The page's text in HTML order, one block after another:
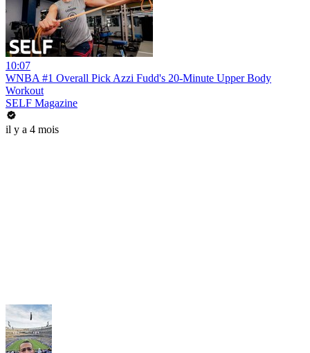
10:07
WNBA #1 Overall Pick Azzi Fudd's 20-Minute Upper Body
Workout
SELF Magazine
il y a 4 mois